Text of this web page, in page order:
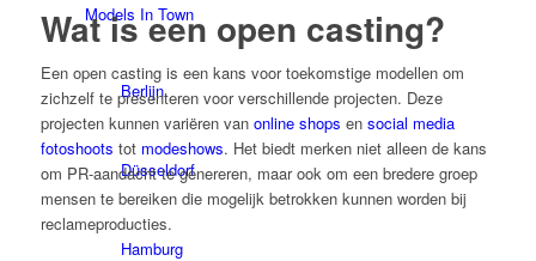
Models In Town
Berlijn
Düsseldorf
Hamburg
Wat is een open casting?
Een open casting is een kans voor toekomstige modellen om
zichzelf te presenteren voor verschillende projecten. Deze
projecten kunnen variëren van online shops en social media
fotoshoots tot modeshows. Het biedt merken niet alleen de kans
om PR-aandacht te genereren, maar ook om een bredere groep
mensen te bereiken die mogelijk betrokken kunnen worden bij
reclameproducties.